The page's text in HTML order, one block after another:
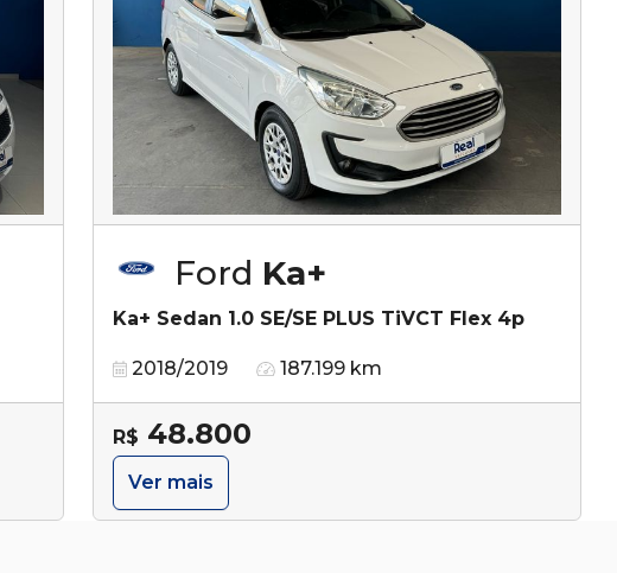
Ford Ka+
Ka+ Sedan 1.0 SE/SE PLUS TiVCT Flex 4p
2018/2019 187.199 km
R$ 48.800
Ver mais